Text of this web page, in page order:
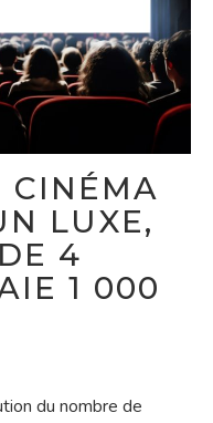
CINÉMA
LUXE,
4
1 000
du nombre de